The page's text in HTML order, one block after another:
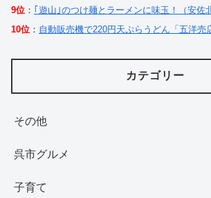
9位 ：
｢遊山｣のつけ麺とラーメンに味玉！（安佐
10位 ： 自動販売機で220円天ぷらうどん「五洋売
カテゴリー
その他
呉市グルメ
子育て